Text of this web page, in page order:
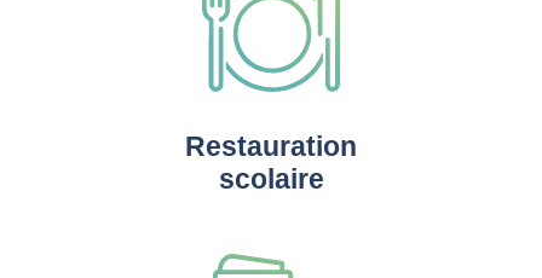
Restauration
scolaire